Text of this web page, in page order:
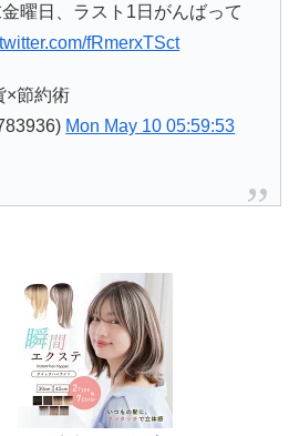
曜日、ラスト1日がんばって
fRmerxTSct
×節約術
Mon May 10 05:59:53